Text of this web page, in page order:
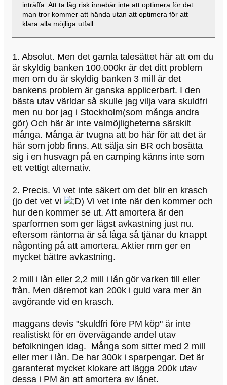
inträffa. Att ta låg risk innebär inte att optimera för det
man tror kommer att hända utan att optimera för att
klara alla möjliga utfall.
1. Absolut. Men det gamla talesättet här att om du
är skyldig banken 100.000kr är det ditt problem
men om du är skyldig banken 3 mill är det
bankens problem är ganska applicerbart. I den
bästa utav världar så skulle jag vilja vara skuldfri
men nu bor jag i Stockholm(som många andra
gör) Och här är inte valmöjligheterna särskilt
många. Många är tvugna att bo här för att det är
här som jobb finns. Att sälja sin BR och bosätta
sig i en husvagn på en camping känns inte som
ett vettigt alternativ.
2. Precis. Vi vet inte säkert om det blir en krasch
(jo det vet vi
) Vi vet inte när den kommer och
hur den kommer se ut. Att amortera är den
sparformen som ger lägst avkastning just nu.
eftersom räntorna är så låga så tjänar du knappt
någonting på att amortera. Aktier mm ger en
mycket bättre avkastning.
2 mill i lån eller 2,2 mill i lån gör varken till eller
från. Men däremot kan 200k i guld vara mer än
avgörande vid en krasch.
maggans devis "skuldfri före PM köp" är inte
realistiskt för en övervägande andel utav
befolkningen idag. Många som sitter med 2 mill
eller mer i lån. De har 300k i sparpengar. Det är
garanterat mycket klokare att lägga 200k utav
dessa i PM än att amortera av lånet.